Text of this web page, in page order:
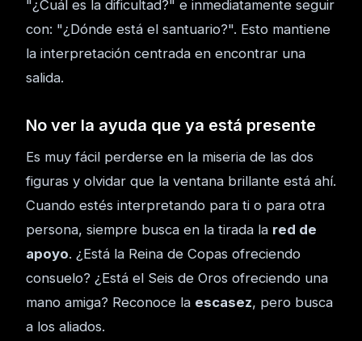
"¿Cuál es la dificultad?" e inmediatamente seguir
con: "¿Dónde está el santuario?". Esto mantiene
la interpretación centrada en encontrar una
salida.
No ver la ayuda que ya está presente
Es muy fácil perderse en la miseria de las dos
figuras y olvidar que la ventana brillante está ahí.
Cuando estés interpretando para ti o para otra
persona, siempre busca en la tirada la red de
apoyo. ¿Está la Reina de Copas ofreciendo
consuelo? ¿Está el Seis de Oros ofreciendo una
mano amiga? Reconoce la escasez, pero busca
a los aliados.